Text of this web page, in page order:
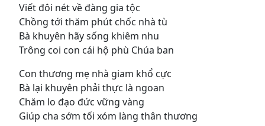
Viết đôi nét về đàng gia tộc
Chồng tới thăm phút chốc nhà tù
Bà khuyên hãy sống khiêm nhu
Trông coi con cái hộ phù Chúa ban
Con thương mẹ nhà giam khổ cực
Bà lại khuyên phải thực là ngoan
Chăm lo đạo đức vững vàng
Giúp cha sớm tối xóm làng thân thương